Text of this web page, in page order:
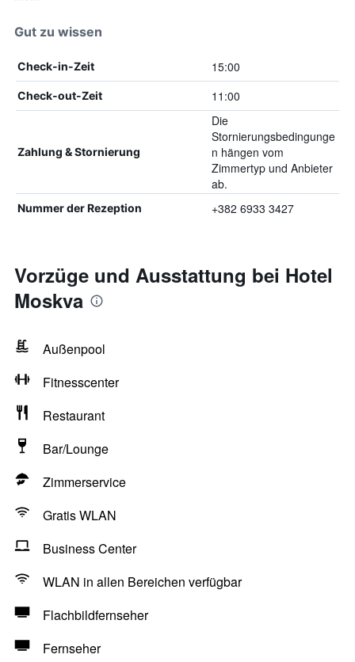
Gut zu wissen
Check-in-Zeit 15:00
Check-out-Zeit 11:00
Zahlung & Stornierung
Die
Stornierungsbedingunge
n hängen vom
Zimmertyp und Anbieter
ab.
Nummer der Rezeption +382 6933 3427
Vorzüge und Ausstattung bei Hotel
Moskva
Außenpool
Fitnesscenter
Restaurant
Bar/Lounge
Zimmerservice
Gratis WLAN
Business Center
WLAN in allen Bereichen verfügbar
Flachbildfernseher
Fernseher